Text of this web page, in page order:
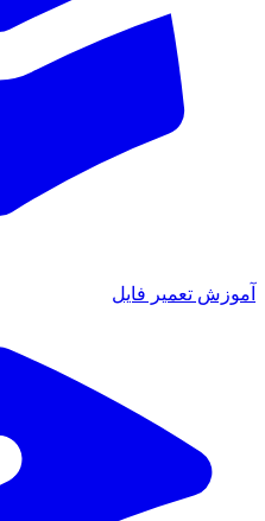
آموزش تعمیر فایل